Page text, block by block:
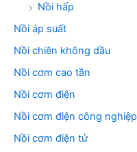
Nồi hấp
Nồi áp suất
Nồi chiên không dầu
Nồi cơm cao tần
Nồi cơm điện
Nồi cơm điện công nghiệp
Nồi cơm điện tử